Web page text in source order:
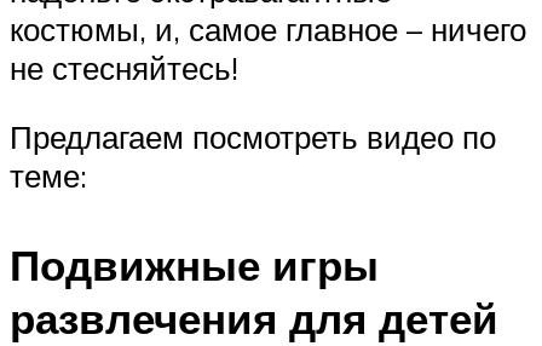
костюмы, и, самое главное – ничего
не стесняйтесь!
Предлагаем посмотреть видео по
теме:
Подвижные игры
развлечения для детей